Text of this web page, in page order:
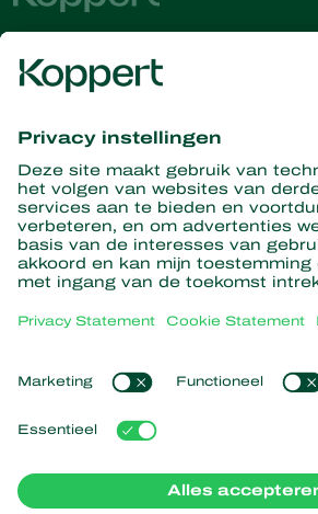
Ontvang het laatste
informatie
Hier aanmelden
Partners with Nature
Roofmijten
Roofinsecten
Nuttige nematoden
Nuttige micro-organismen
Gewasbescherming
Nieuws en informatie
Werken bij Koppert
Populaire links
Ervaringen van klanten
Koppert One
Koppert Global
Cookies beheren